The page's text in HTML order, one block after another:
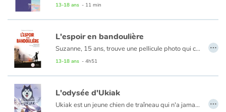
13-18 ans - 11 min
L'espoir en bandoulière
Suzanne, 15 ans, trouve une pellicule photo qui contient un document en allemand. Celui-ci semble fortement intéresser le chef de la Gestapo. Lorsque Suzanne entre dans la Résistance débute alors pour elle une nouvelle vie, aventureuse et clandestine. En septembre 1943, les Alliés bombardent Nantes tandis que son frère s’engage dans la Milice et que la Gestapo recherche toujours la pellicule…
13-18 ans - 4h51
…
L'odysée d'Ukiak
Ukiak est un jeune chien de traîneau qui n'a jamais connu que son Alaska. …